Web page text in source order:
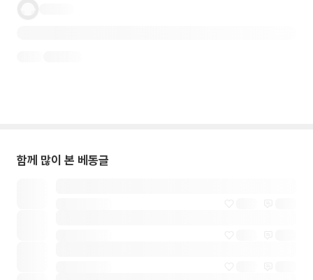
함께 많이 본 베동글